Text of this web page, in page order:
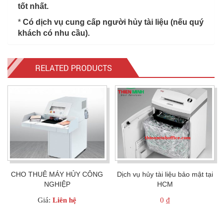
tốt nhất.
* Có dịch vụ cung cấp người hủy tài liệu (nếu quý
khách có nhu cầu).
RELATED PRODUCTS
CHO THUÊ MÁY HỦY CÔNG
NGHIỆP
Giá: Liên hệ
Dịch vụ hủy tài liệu bảo mật tại
HCM
0 ₫